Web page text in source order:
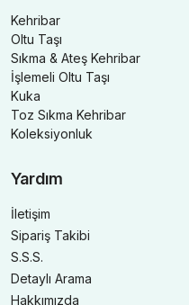
Kehribar
Oltu Taşı
Sıkma & Ateş Kehribar
İşlemeli Oltu Taşı
Kuka
Toz Sıkma Kehribar
Koleksiyonluk
Yardım
İletişim
Sipariş Takibi
S.S.S.
Detaylı Arama
Hakkımızda